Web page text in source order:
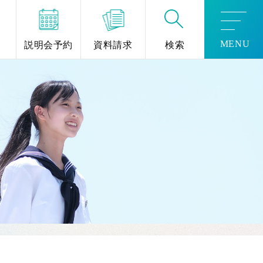
説明会予約 資料請求 検索 MENU